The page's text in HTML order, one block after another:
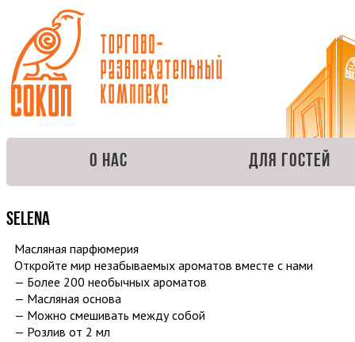
О нас Для гостей
Selena
Масляная парфюмерия
Откройте мир незабываемых ароматов вместе с нами
— Более 200 необычных ароматов
— Масляная основа
— Можно смешивать между собой
— Розлив от 2 мл